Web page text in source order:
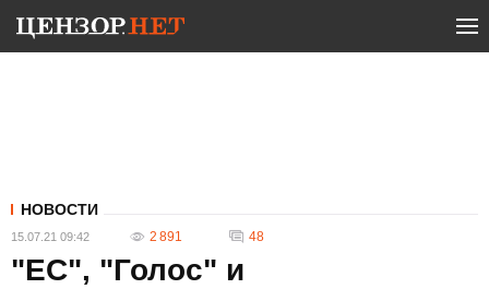
НОВОСТИ
15.07.21 09:42 2 891 48
"ЕС", "Голос" и